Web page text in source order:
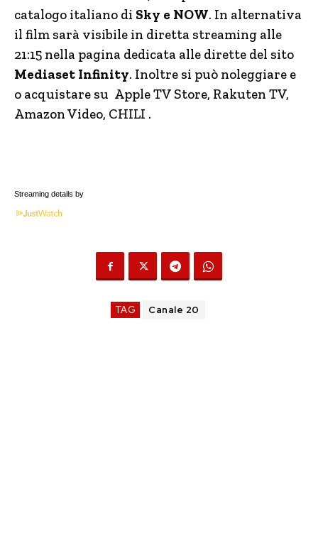
catalogo italiano di Sky e NOW. In alternativa
il film sarà visibile in diretta streaming alle
21:15 nella pagina dedicata alle dirette del sito
Mediaset Infinity. Inoltre si può noleggiare e
o acquistare su Apple TV Store, Rakuten TV,
Amazon Video, CHILI .
Streaming details by
TAG Canale 20